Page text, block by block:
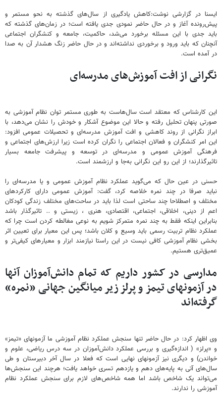
ایسنا در گزارشی نوشت:کاهش یادگیری از سال‌های گذشته به نحو مستمر و
پیش‌رونده آغاز و در حال حاضر نمودی جدی یافته است؛ در زمان‌های گذشته که
باید جدی با این مسئله برخورد می‌شد، حاکمیت، جامعه و کنشگران اجتماعی
آنچنان که باید ورود و برخوردی نداشته‌اند و در حال حاضر زنگ هشدار آن به صدا
در آمده است.
نگرانی از افت آموزش‌های مدرسه‌ای
این کارشناس که معتقد است سال‌هاست به طوری مستمر توان نظام آموزشی به
صورتی پنهان تحلیل رفته و حالا این موضوع آشکار و خودش را نشان می‌دهد، با
ابراز نگرانی از روند کاهشی و افت آموزش مدرسه‌ای و تحصیلات عمومی افزود:
این امر کنشگران و فعالان اجتماعی را نگران کرده است زیرا ارزش‌های اجتماعی و
فرهنگی آموزش عمومی و مدرسه‌ای در توسعه و پیشرفت جامعه بسیار
تاثیرگذارند؛ از این رو این نگرانی به‌جا و ارزشمند است.
حسنی در عین حال که می‌گوید عملکرد نظام آموزش عمومی و یا مدرسه‌ای را
نباید صرفا در چند نمره خلاصه کرد، گفت: آموزش عمومی دارای کارکردهای
مختلف و اصطلاحا چند ساحتی است لذا باید در ساحت‌های مختلف زندگی کودکان
اعم از دینی، اخلاقی، اجتماعی، اقتصادی، هنری ، زیستی و .. تاثیرگذار باشد
بنابراین اینکه فقط به چند نمره متمرکز شویم به نوعی مغالطه کردن است چرا که
عملکرد نظام تربیت رسمی باید وسیع و کلان باشد؛ پس این معیار برای تعیین اثر
بخشی نظام آموزشی کافی نیست در این راستا نیازمند ابزار و معیارهای کیفی‌تر و
عمیق‌تری هستیم.
مدارسی در کشور داریم که تمام دانش‌آموزان آنها
در آزمونهای تیمز و پرلز زیر میانگین جهانی «نمره»
گرفته‌اند
وی اظهار کرد: در حال حاضر تنها سنجش عملکرد نظام آموزشی ما آزمونهای «تیمز»
و «پرلز» ( اندازه‌گیری و بررسی عملکرد دانش‌آموزان در سه درس ریاضی، علوم و
خواندن) و دیگری نیز آزمونهای نهایی است که فعلا در سال آخر دبیرستان و طی
سال‌های آتی به پایه‌های دهم و یازدهم تسری خواهد یافت؛ هرچند این سنجش‌ها
می‌تواند یک شاخص باشد اما همه شاخص‌های لازم برای سنجش عملکرد نظام
آموزشی را ندارند.